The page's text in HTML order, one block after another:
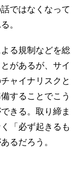
ではなくなって
。
る規制などを総
があるが、サイ
ャイナリスクと
することでこう
きる。取り締ま
「必ず起きるも
るだろう。